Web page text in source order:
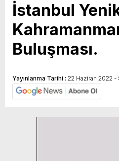
İstanbul
Buluşması.
Yayınlanma Tarihi : 22 Haziran 2022 -